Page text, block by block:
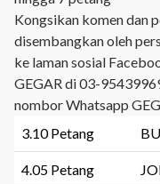
Kongsikan komen dan
disembangkan oleh
ke laman sosial
GEGAR di 03-
nombor Whatsapp
3.10 Petang
4.05 Petang